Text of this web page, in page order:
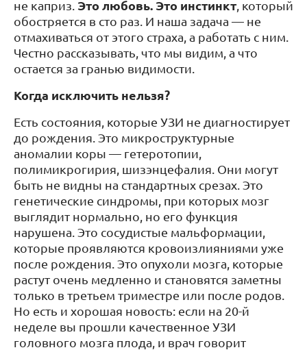
не каприз. Это любовь. Это инстинкт , который
обостряется в сто раз. И наша задача — не
отмахиваться от этого страха, а работать с ним.
Честно рассказывать, что мы видим, а что
остается за гранью видимости.
Когда исключить нельзя?
Есть состояния, которые УЗИ не диагностирует
до рождения. Это микроструктурные
аномалии коры — гетеротопии,
полимикрогирия, шизэнцефалия. Они могут
быть не видны на стандартных срезах. Это
генетические синдромы, при которых мозг
выглядит нормально, но его функция
нарушена. Это сосудистые мальформации,
которые проявляются кровоизлияниями уже
после рождения. Это опухоли мозга, которые
растут очень медленно и становятся заметны
только в третьем триместре или после родов.
Но есть и хорошая новость: если на 20-й
неделе вы прошли качественное УЗИ
головного мозга плода, и врач говорит